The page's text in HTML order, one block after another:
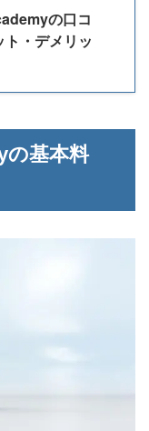
の口コ
ト・デメリッ
基本料